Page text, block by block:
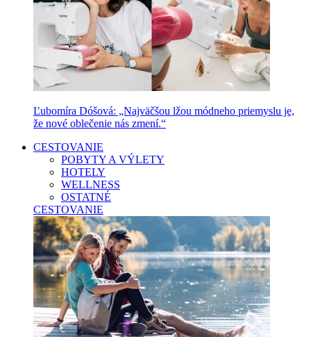
Ľubomíra Dóšová: „Najväčšou lžou módneho priemyslu je,
že nové oblečenie nás zmení.“
CESTOVANIE
POBYTY A VÝLETY
HOTELY
WELLNESS
OSTATNÉ
CESTOVANIE